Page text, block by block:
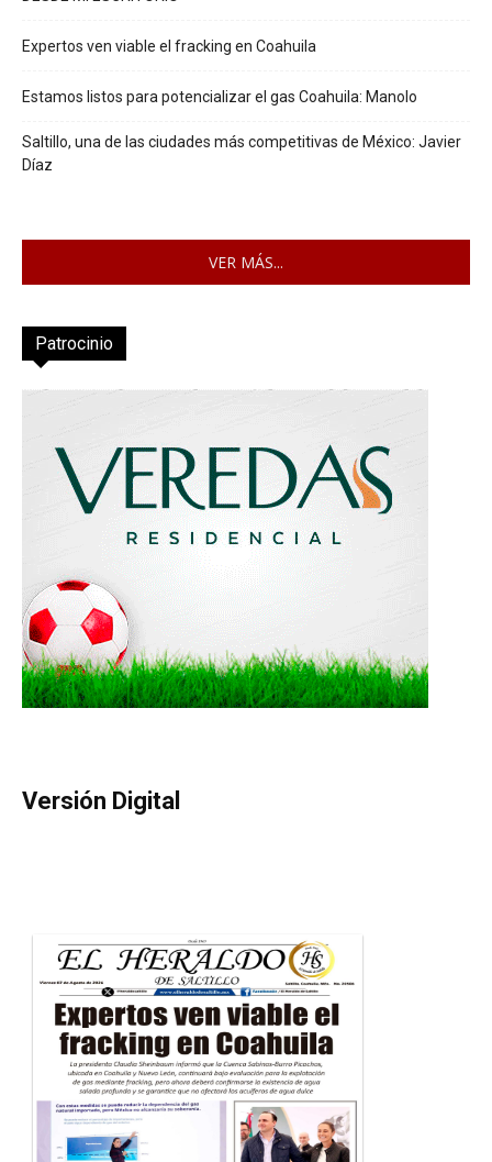
Expertos ven viable el fracking en Coahuila
Estamos listos para potencializar el gas Coahuila: Manolo
Saltillo, una de las ciudades más competitivas de México: Javier
Díaz
VER MÁS...
Patrocinio
Versión Digital